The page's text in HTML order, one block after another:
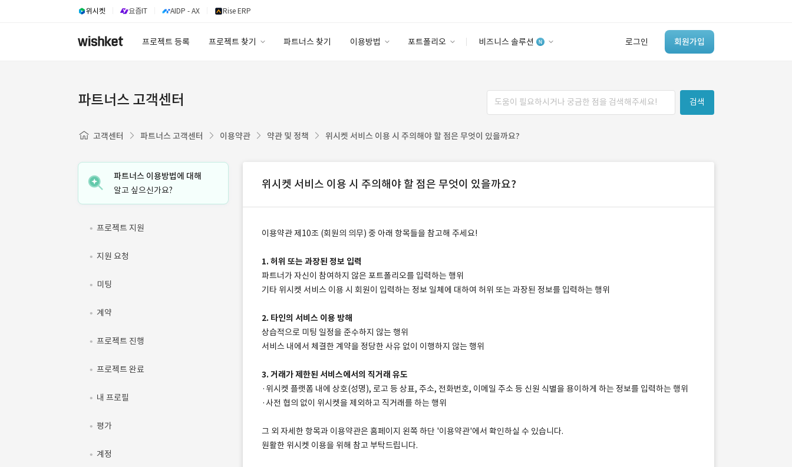
위시켓 요즘IT AIDP - AX Rise ERP
프로젝트 등록 프로젝트 찾기 파트너스 찾기 이용방법 포트폴리오 비즈니스 솔루션 로그인 회원가입
안심 코드 케어
솔루션 마켓
유사사례 검색 AI
‘이런 거’ 만들어본
파트너스 고객센터 검색
고객센터 파트너스 고객센터 이용약관 약관 및 정책 위시켓 서비스 이용 시 주의해야 할 점은 무엇이 있을까요?
파트너스 이용방법에 대해
알고 싶으신가요?
프로젝트 지원
지원 요청
미팅
계약
프로젝트 진행
프로젝트 완료
내 프로필
평가
계정
위시켓 서비스 이용 시 주의해야 할 점은 무엇이 있을까요?
이용약관 제10조 (회원의 의무) 중 아래 항목들을 참고해 주세요!
1. 허위 또는 과장된 정보 입력
파트너가 자신이 참여하지 않은 포트폴리오를 입력하는 행위
기타 위시켓 서비스 이용 시 회원이 입력하는 정보 일체에 대하여 허위 또는 과장된 정보를 입력하는 행위
2. 타인의 서비스 이용 방해
상습적으로 미팅 일정을 준수하지 않는 행위
서비스 내에서 체결한 계약을 정당한 사유 없이 이행하지 않는 행위
3. 거래가 제한된 서비스에서의 직거래 유도
·위시켓 플랫폼 내에 상호(성명), 로고 등 상표, 주소, 전화번호, 이메일 주소 등 신원 식별을 용이하게 하는 정보를 입력하는 행위
·사전 협의 없이 위시켓을 제외하고 직거래를 하는 행위
그 외 자세한 항목과 이용약관은 홈페이지 왼쪽 하단 '이용약관'에서 확인하실 수 있습니다.
원활한 위시켓 이용을 위해 참고 부탁드립니다.